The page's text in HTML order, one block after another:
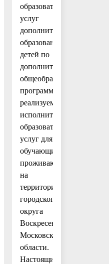
образовательных
услуг
дополнительного
образования
детей по
дополнительным
общеобразовательным
программам,
реализуемым
исполнителями
образовательных
услуг для
обучающихся,
проживающих
на
территории
городского
округа
Воскресенск
Московской
области.
Настоящие